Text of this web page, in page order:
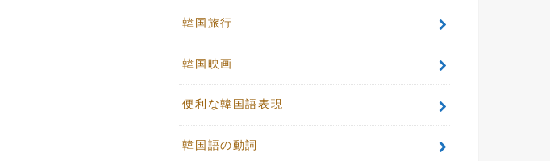
韓国旅行
韓国映画
便利な韓国語表現
韓国語の動詞